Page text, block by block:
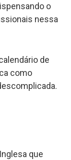
o
nessa
de
como
que